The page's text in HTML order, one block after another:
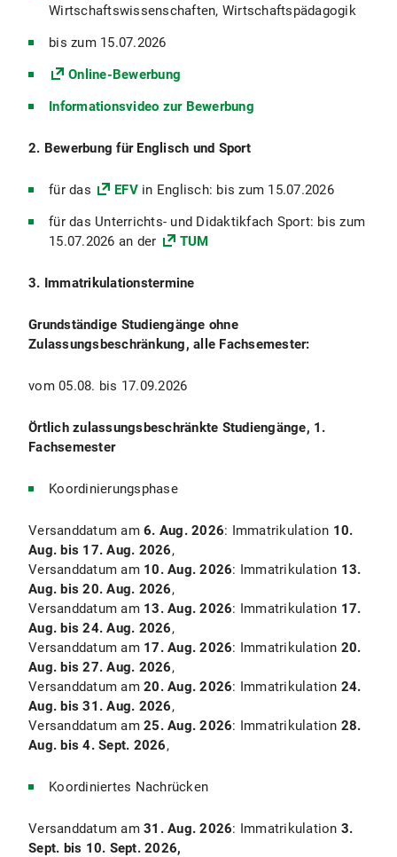
Wirtschaftswissenschaften, Wirtschaftspädagogik
bis zum 15.07.2026
Online-Bewerbung
Informationsvideo zur Bewerbung
2. Bewerbung für Englisch und Sport
für das EFVin Englisch: bis zum 15.07.2026
für das Unterrichts- und Didaktikfach Sport: bis zum
15.07.2026 an der
TUM
3. Immatrikulationstermine
Grundständige Studiengänge ohne
Zulassungsbeschränkung, alle Fachsemester:
vom 05.08. bis 17.09.2026
Örtlich zulassungsbeschränkte Studiengänge, 1.
Fachsemester
Koordinierungsphase
Versanddatum am 6. Aug. 2026: Immatrikulation 10.
Aug. bis 17. Aug. 2026,
Versanddatum am 10. Aug. 2026: Immatrikulation 13.
Aug. bis 20. Aug. 2026,
Versanddatum am 13. Aug. 2026: Immatrikulation 17.
Aug. bis 24. Aug. 2026,
Versanddatum am 17. Aug. 2026: Immatrikulation 20.
Aug. bis 27. Aug. 2026,
Versanddatum am 20. Aug. 2026: Immatrikulation 24.
Aug. bis 31. Aug. 2026,
Versanddatum am 25. Aug. 2026: Immatrikulation 28.
Aug. bis 4. Sept. 2026,
Koordiniertes Nachrücken
Versanddatum am 31. Aug. 2026: Immatrikulation 3.
Sept. bis 10. Sept. 2026,